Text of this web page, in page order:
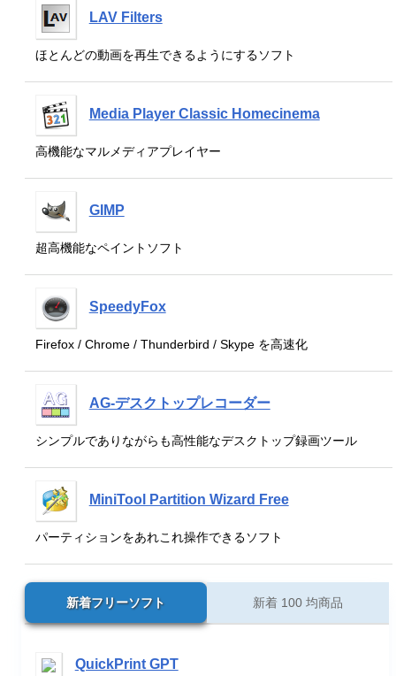
LAV Filters
ほとんどの動画を再生できるようにするソフト
Media Player Classic Homecinema
高機能なマルメディアプレイヤー
GIMP
超高機能なペイントソフト
SpeedyFox
Firefox / Chrome / Thunderbird / Skype を高速化
AG-デスクトップレコーダー
シンプルでありながらも高性能なデスクトップ録画ツール
MiniTool Partition Wizard Free
パーティションをあれこれ操作できるソフト
新着フリーソフト 新着 100 均商品
QuickPrint GPT